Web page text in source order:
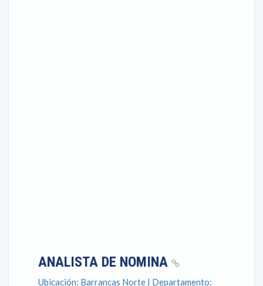
ANALISTA DE NOMINA
Ubicación: Barrancas Norte | Departamento: